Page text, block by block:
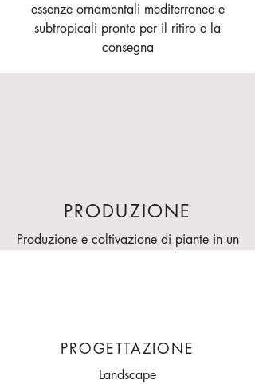
essenze ornamentali mediterranee e
subtropicali pronte per il ritiro e la
consegna
PRODUZIONE
Produzione e coltivazione di piante in un
PROGETTAZIONE
Landscape